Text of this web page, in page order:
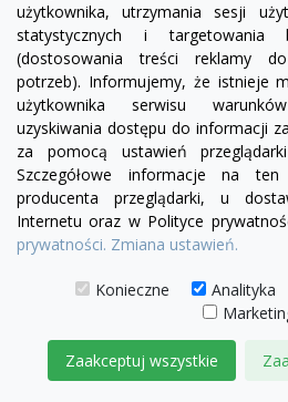
Sofa modułowa Serena bez
SL4/SP4
1 974,00
DODAJ DO
użytkownika, utrzymania sesji
statystycznych i targetowania
(dostosowania treści reklamy
potrzeb). Informujemy, że istnieje
użytkownika serwisu
uzyskiwania dostępu do informacji
za pomocą ustawień
Szczegółowe informacje na
producenta przeglądarki, u
Internetu oraz w Polityce
prywatności. Zmiana ustawień.
Konieczne Analityka
Zaakceptuj wszystkie